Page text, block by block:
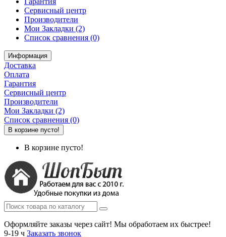
Сервисный центр
Производители
Мои Закладки (2)
Список сравнения (0)
Информация
Доставка
Оплата
Гарантия
Сервисный центр
Производители
Мои Закладки (2)
Список сравнения (0)
В корзине пусто!
В корзине пусто!
Оформляйте заказы через сайт! Мы обработаем их быстрее!
9-19 ч Заказать звонок